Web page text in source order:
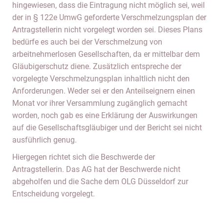
hingewiesen, dass die Eintragung nicht möglich sei, weil
der in § 122e UmwG geforderte Verschmelzungsplan der
Antragstellerin nicht vorgelegt worden sei. Dieses Plans
bedürfe es auch bei der Verschmelzung von
arbeitnehmerlosen Gesellschaften, da er mittelbar dem
Gläubigerschutz diene. Zusätzlich entspreche der
vorgelegte Verschmelzungsplan inhaltlich nicht den
Anforderungen. Weder sei er den Anteilseignern einen
Monat vor ihrer Versammlung zugänglich gemacht
worden, noch gab es eine Erklärung der Auswirkungen
auf die Gesellschaftsgläubiger und der Bericht sei nicht
ausführlich genug.
Hiergegen richtet sich die Beschwerde der
Antragstellerin. Das AG hat der Beschwerde nicht
abgeholfen und die Sache dem OLG Düsseldorf zur
Entscheidung vorgelegt.